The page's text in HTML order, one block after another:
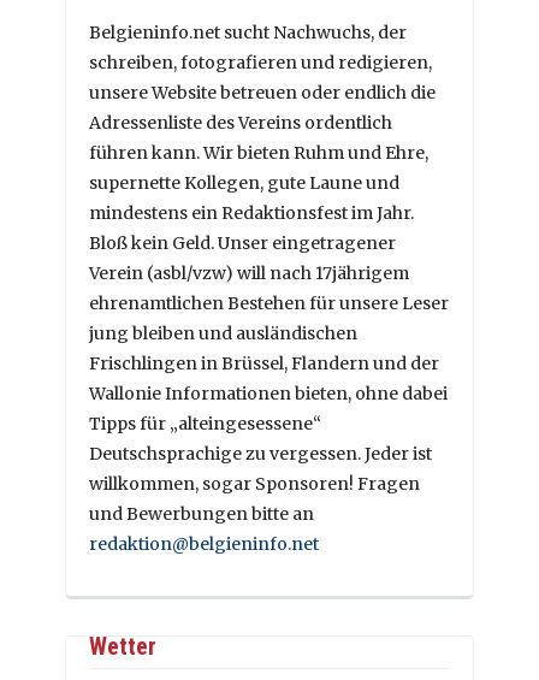
Belgieninfo.net sucht Nachwuchs, der
schreiben, fotografieren und redigieren,
unsere Website betreuen oder endlich die
Adressenliste des Vereins ordentlich
führen kann. Wir bieten Ruhm und Ehre,
supernette Kollegen, gute Laune und
mindestens ein Redaktionsfest im Jahr.
Bloß kein Geld. Unser eingetragener
Verein (asbl/vzw) will nach 17jährigem
ehrenamtlichen Bestehen für unsere Leser
jung bleiben und ausländischen
Frischlingen in Brüssel, Flandern und der
Wallonie Informationen bieten, ohne dabei
Tipps für „alteingesessene“
Deutschsprachige zu vergessen. Jeder ist
willkommen, sogar Sponsoren! Fragen
und Bewerbungen bitte an
redaktion@belgieninfo.net
Wetter